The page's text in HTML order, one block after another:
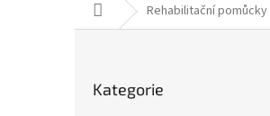
Domů Rehabilitační pomůcky
kategorie
Kategorie